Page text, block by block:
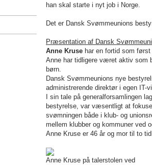
han skal starte i nyt job i Norge.
Det er Dansk Svømmeunions
Præsentation af Dansk
Anne Kruse har en fortid som
Anne har tidligere været aktiv som
børn.
Dansk Svømmeunions nye
administrerende direktør i egen IT-
I sin tale på generalforsamlingen
bestyrelse, var væsentligt at
svømningen både i klub- og
mellem klubber og kommuner ved
Anne Kruse er 46 år og mor til to
Anne Kruse på talerstolen ved